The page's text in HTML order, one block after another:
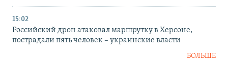
15:02
Российский дрон атаковал маршрутку в Херсоне,
пострадали пять человек – украинские власти
БОЛЬШЕ